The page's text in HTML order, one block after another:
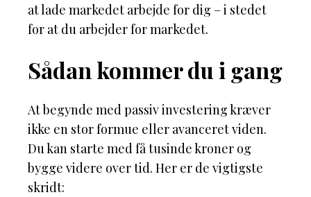
at lade markedet arbejde for dig – i stedet
for at du arbejder for markedet.
Sådan kommer du i gang
At begynde med passiv investering kræver
ikke en stor formue eller avanceret viden.
Du kan starte med få tusinde kroner og
bygge videre over tid. Her er de vigtigste
skridt: